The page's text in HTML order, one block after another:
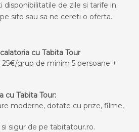
de zile si tarife in
site sau sa ne cereti o oferta.
cu Tabita Tour
grup de minim 5 persoane +
cu Tabita Tour:
moderne, dotate cu prize, filme,
sigur de pe tabitatour.ro.